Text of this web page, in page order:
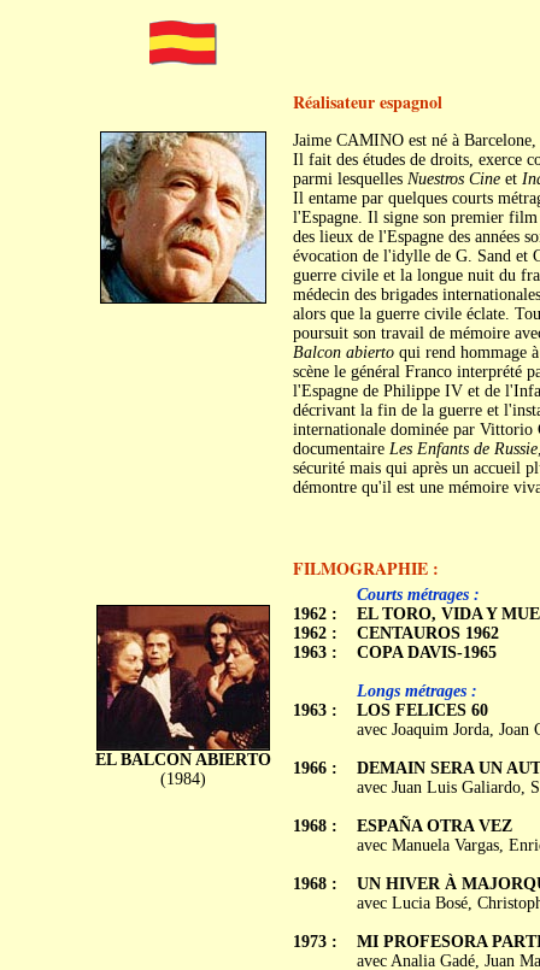
Réalisateur espagnol
Jaime CAMINO est né à
Il fait des études de droits, exerce
parmi lesquelles Nuestros Cineet
Il entame par quelques courts
l'Espagne. Il signe son premier
des lieux de l'Espagne des années
évocation de l'idylle de G. Sand et
guerre civile et la longue nuit du
médecin des brigades
alors que la guerre civile éclate.
poursuit son travail de mémoire
Balcon abiertoqui rend hommage à
scène le général Franco interprété
l'Espagne de Philippe IV et de
décrivant la fin de la guerre et
internationale dominée par Vittorio
documentaire Les Enfants de Russie
sécurité mais qui après un accueil
démontre qu'il est une mémoire
FILMOGRAPHIE :
EL BALCON ABIERTO
(1984)
1962 :
1962 :
1963 :
1963 :
1966 :
1968 :
1968 :
1973 :
Courts métrages :
EL TORO, VIDA Y
CENTAUROS 1962
COPA DAVIS-1965
Longs métrages :
LOS FELICES 60
avec Joaquim Jorda,
DEMAIN SERA UN
avec Juan Luis Galiardo,
ESPAÑA OTRA VEZ
avec Manuela Vargas,
UN HIVER À
avec Lucia Bosé,
MI PROFESORA
avec Analia Gadé, Juan